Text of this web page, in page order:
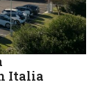
Italia